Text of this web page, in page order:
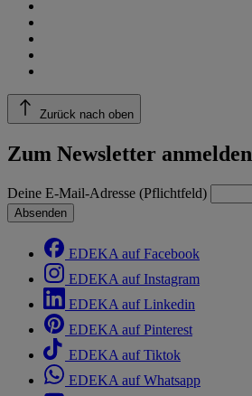
Zurück nach oben
Zum Newsletter anmelden
Deine E-Mail-Adresse (Pflichtfeld)
Absenden
EDEKA auf Facebook
EDEKA auf Instagram
EDEKA auf Linkedin
EDEKA auf Pinterest
EDEKA auf Tiktok
EDEKA auf Whatsapp